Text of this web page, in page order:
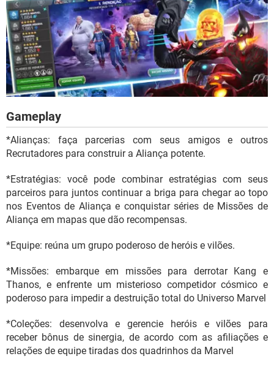
Gameplay
*Alianças: faça parcerias com seus amigos e outros
Recrutadores para construir a Aliança potente.
*Estratégias: você pode combinar estratégias com seus
parceiros para juntos continuar a briga para chegar ao topo
nos Eventos de Aliança e conquistar séries de Missões de
Aliança em mapas que dão recompensas.
*Equipe: reúna um grupo poderoso de heróis e vilões.
*Missões: embarque em missões para derrotar Kang e
Thanos, e enfrente um misterioso competidor cósmico e
poderoso para impedir a destruição total do Universo Marvel
*Coleções: desenvolva e gerencie heróis e vilões para
receber bônus de sinergia, de acordo com as afiliações e
relações de equipe tiradas dos quadrinhos da Marvel